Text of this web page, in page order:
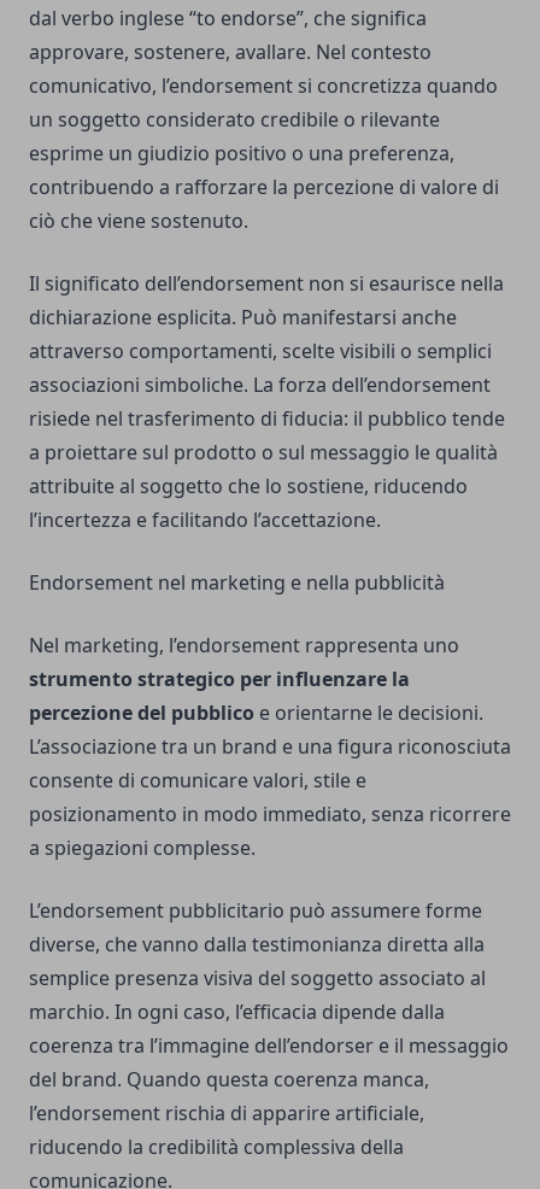
dal verbo inglese “to endorse”, che significa
approvare, sostenere, avallare. Nel contesto
comunicativo, l’endorsement si concretizza quando
un soggetto considerato credibile o rilevante
esprime un giudizio positivo o una preferenza,
contribuendo a rafforzare la percezione di valore di
ciò che viene sostenuto.
Il significato dell’endorsement non si esaurisce nella
dichiarazione esplicita. Può manifestarsi anche
attraverso comportamenti, scelte visibili o semplici
associazioni simboliche. La forza dell’endorsement
risiede nel trasferimento di fiducia: il pubblico tende
a proiettare sul prodotto o sul messaggio le qualità
attribuite al soggetto che lo sostiene, riducendo
l’incertezza e facilitando l’accettazione.
Endorsement nel marketing e nella pubblicità
Nel marketing, l’endorsement rappresenta uno
strumento strategico per influenzare la
percezione del pubblico e orientarne le decisioni.
L’associazione tra un brand e una figura riconosciuta
consente di comunicare valori, stile e
posizionamento in modo immediato, senza ricorrere
a spiegazioni complesse.
L’endorsement pubblicitario può assumere forme
diverse, che vanno dalla testimonianza diretta alla
semplice presenza visiva del soggetto associato al
marchio. In ogni caso, l’efficacia dipende dalla
coerenza tra l’immagine dell’endorser e il messaggio
del brand. Quando questa coerenza manca,
l’endorsement rischia di apparire artificiale,
riducendo la credibilità complessiva della
comunicazione.